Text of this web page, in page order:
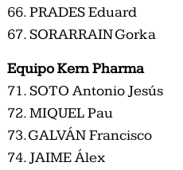
66. PRADES Eduard
67. SORARRAIN Gorka
Equipo Kern Pharma
71. SOTO Antonio Jesús
72. MIQUEL Pau
73. GALVÁN Francisco
74. JAIME Álex